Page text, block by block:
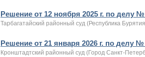
Решение от 12 ноября 2025 г. по делу №
Тарбагатайский районный суд (Республика
Решение от 21 января 2026 г. по делу №
Кронштадтский районный суд (Город Санкт-